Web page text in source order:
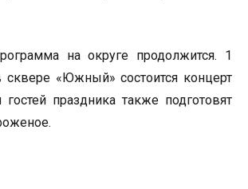
на округе продолжится. 1
«Южный» состоится концерт
праздника также подготовят